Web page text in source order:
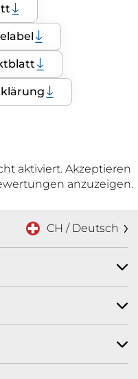
aktiviert. Akzeptieren
anzuzeigen.
CH / Deutsch